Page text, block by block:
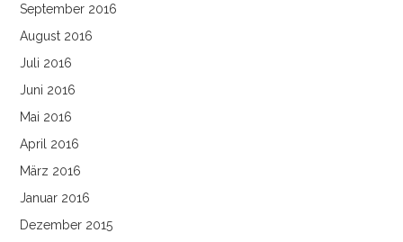
September 2016
August 2016
Juli 2016
Juni 2016
Mai 2016
April 2016
März 2016
Januar 2016
Dezember 2015